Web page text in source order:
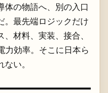
体の物語へ、別の入口
。最先端ロジックだけ
材料、実装、接合、
力効率。そこに日本ら
い。